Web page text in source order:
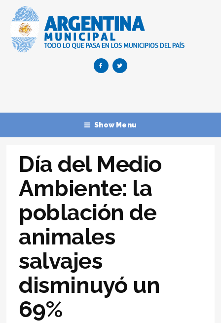
Show Menu
Día del Medio
Ambiente: la
población de
animales
salvajes
disminuyó un
69%